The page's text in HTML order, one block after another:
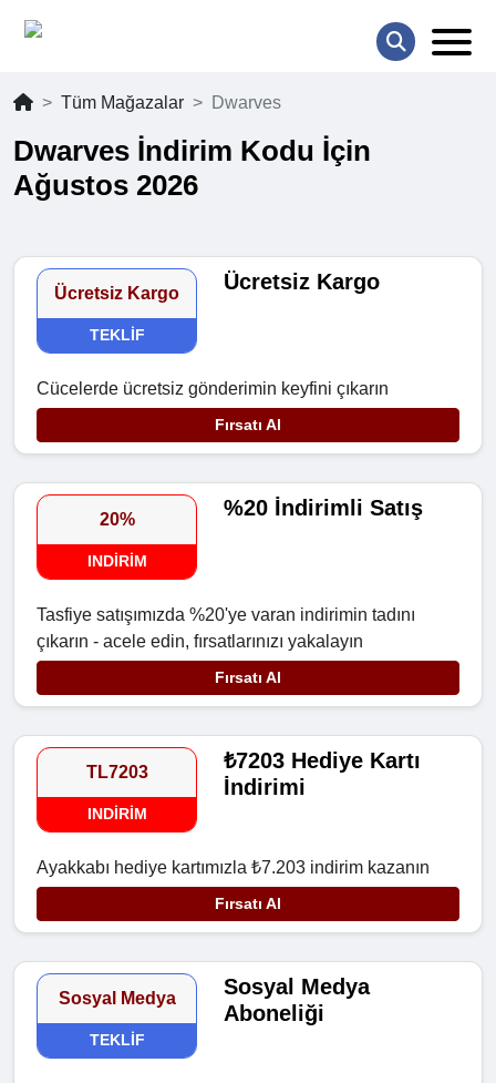
Tüm Mağazalar Dwarves
Dwarves İndirim Kodu İçin
Ağustos 2026
Ücretsiz Kargo
TEKLIF
Ücretsiz Kargo
Cücelerde ücretsiz gönderimin keyfini çıkarın
Fırsatı Al
20%
INDIRIM
%20 İndirimli Satış
Tasfiye satışımızda %20'ye varan indirimin tadını
çıkarın - acele edin, fırsatlarınızı yakalayın
Fırsatı Al
TL7203
INDIRIM
₺7203 Hediye Kartı
İndirimi
Ayakkabı hediye kartımızla ₺7.203 indirim kazanın
Fırsatı Al
Sosyal Medya
TEKLIF
Sosyal Medya
Aboneliği